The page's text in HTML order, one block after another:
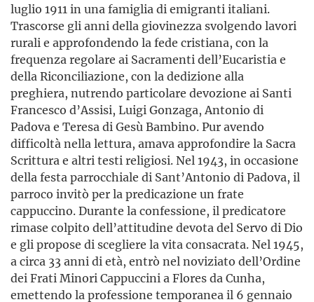
luglio 1911 in una famiglia di emigranti italiani.
Trascorse gli anni della giovinezza svolgendo lavori
rurali e approfondendo la fede cristiana, con la
frequenza regolare ai Sacramenti dell’Eucaristia e
della Riconciliazione, con la dedizione alla
preghiera, nutrendo particolare devozione ai Santi
Francesco d’Assisi, Luigi Gonzaga, Antonio di
Padova e Teresa di Gesù Bambino. Pur avendo
difficoltà nella lettura, amava approfondire la Sacra
Scrittura e altri testi religiosi. Nel 1943, in occasione
della festa parrocchiale di Sant’Antonio di Padova, il
parroco invitò per la predicazione un frate
cappuccino. Durante la confessione, il predicatore
rimase colpito dell’attitudine devota del Servo di Dio
e gli propose di scegliere la vita consacrata. Nel 1945,
a circa 33 anni di età, entrò nel noviziato dell’Ordine
dei Frati Minori Cappuccini a Flores da Cunha,
emettendo la professione temporanea il 6 gennaio